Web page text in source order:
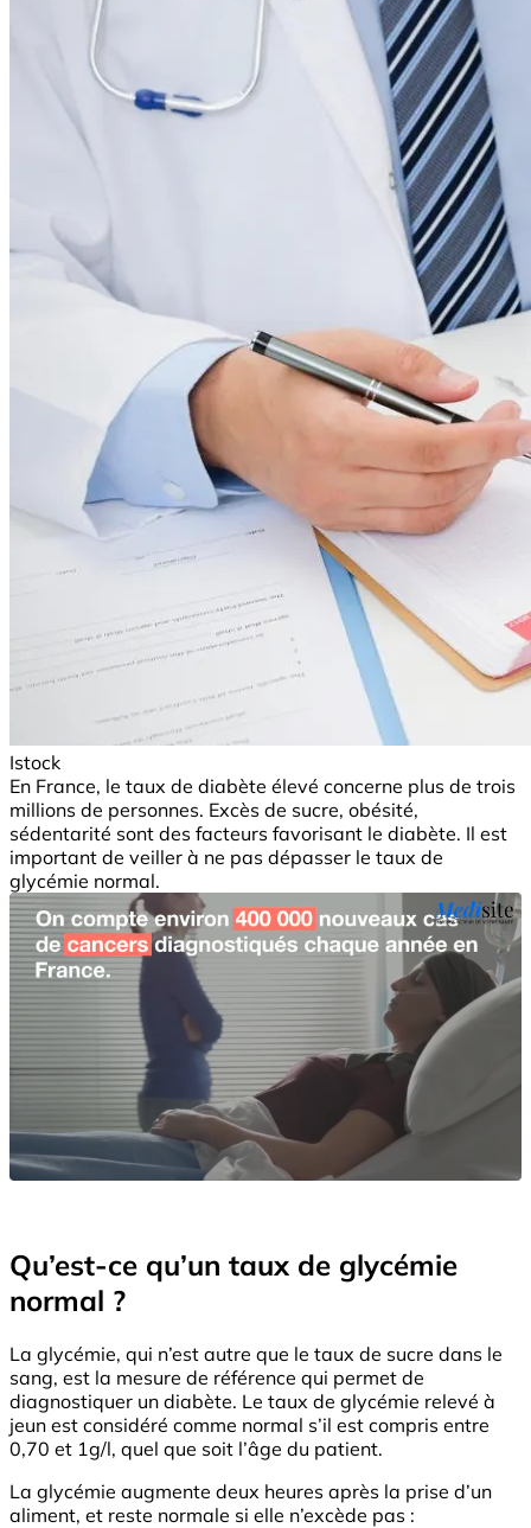
Istock
En France, le taux de diabète élevé concerne plus de trois
millions de personnes. Excès de sucre, obésité,
sédentarité sont des facteurs favorisant le diabète. Il est
important de veiller à ne pas dépasser le taux de
glycémie normal.
Qu’est-ce qu’un taux de glycémie
normal ?
La glycémie, qui n’est autre que le taux de sucre dans le
sang, est la mesure de référence qui permet de
diagnostiquer un diabète. Le taux de glycémie relevé à
jeun est considéré comme normal s’il est compris entre
0,70 et 1g/l, quel que soit l’âge du patient.
La glycémie augmente deux heures après la prise d’un
aliment, et reste normale si elle n’excède pas :